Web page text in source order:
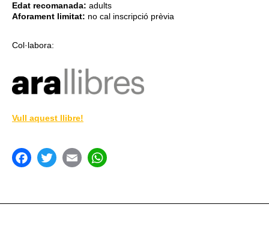
Edat recomanada: adults
Aforament limitat: no cal inscripció prèvia
Col·labora:
Vull aquest llibre!